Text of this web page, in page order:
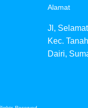
Alamat
Jl,
Kec.
Dairi,